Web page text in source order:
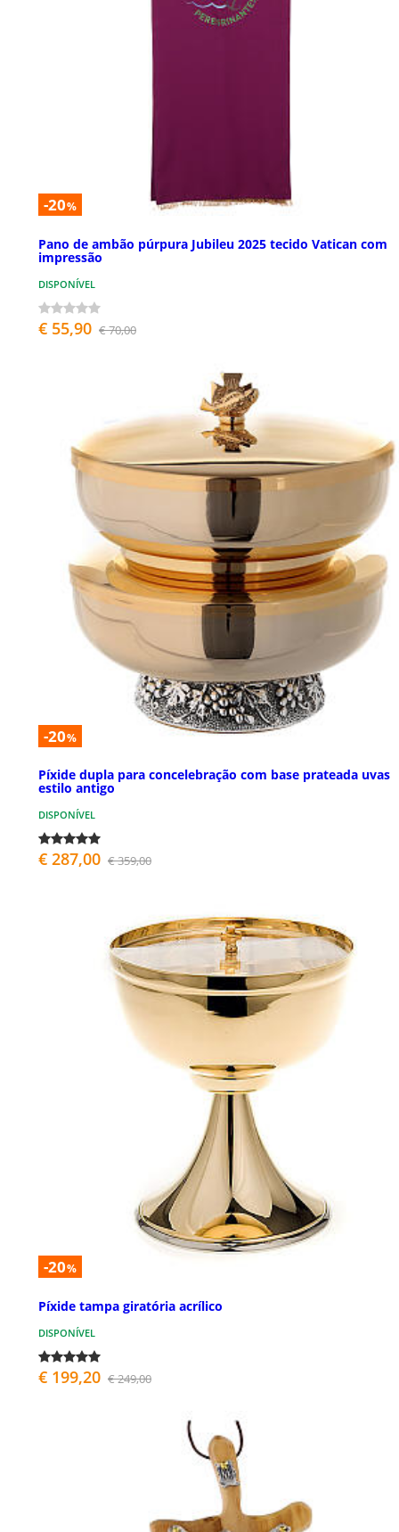
-20%
Pano de ambão púrpura Jubileu 2025 tecido Vatican com
impressão
DISPONÍVEL
€ 55,90 € 70,00
-20%
Píxide dupla para concelebração com base prateada uvas
estilo antigo
DISPONÍVEL
€ 287,00 € 359,00
-20%
Píxide tampa giratória acrílico
DISPONÍVEL
€ 199,20 € 249,00